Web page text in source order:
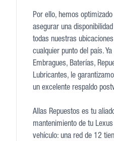
Por ello, hemos
asegurar una
todas nuestras
cualquier punto del país.
Embragues, Baterías,
Lubricantes, le
un excelente respaldo
Allas Repuestos es tu
mantenimiento de tu
vehículo: una red de 12